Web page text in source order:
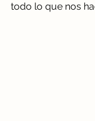
todo lo que nos